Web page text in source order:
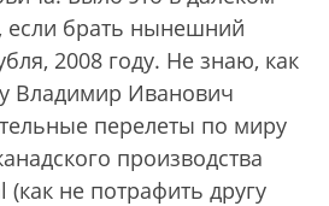
если брать нынешний
2008 году. Не знаю, как
Владимир Иванович
перелеты по миру
производства
не потрафить другу